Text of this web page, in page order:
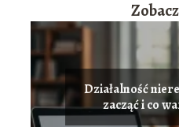
Działalność
zacząć i co